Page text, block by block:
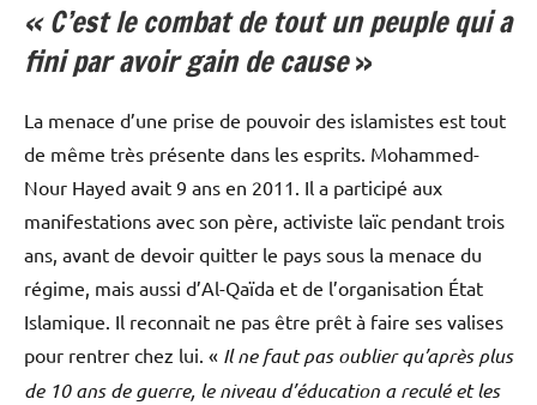
« C’est le combat de tout un peuple qui a
fini par avoir gain de cause»
La menace d’une prise de pouvoir des islamistes est tout
de même très présente dans les esprits. Mohammed-
Nour Hayed avait 9 ans en 2011. Il a participé aux
manifestations avec son père, activiste laïc pendant trois
ans, avant de devoir quitter le pays sous la menace du
régime, mais aussi d’Al-Qaïda et de l’organisation État
Islamique. Il reconnait ne pas être prêt à faire ses valises
pour rentrer chez lui. « Il ne faut pas oublier qu’après plus
de 10 ans de guerre, le niveau d’éducation a reculé et les